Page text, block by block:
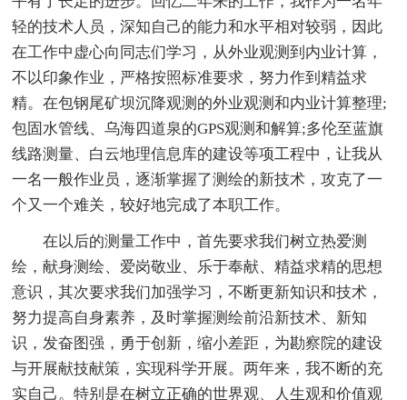
轻的技术人员，深知自己的能力和水平相对较弱，因此
在工作中虚心向同志们学习，从外业观测到内业计算，
不以印象作业，严格按照标准要求，努力作到精益求
精。在包钢尾矿坝沉降观测的外业观测和内业计算整理;
包固水管线、乌海四道泉的GPS观测和解算;多伦至蓝旗
线路测量、白云地理信息库的建设等项工程中，让我从
一名一般作业员，逐渐掌握了测绘的新技术，攻克了一
个又一个难关，较好地完成了本职工作。
在以后的测量工作中，首先要求我们树立热爱测
绘，献身测绘、爱岗敬业、乐于奉献、精益求精的思想
意识，其次要求我们加强学习，不断更新知识和技术，
努力提高自身素养，及时掌握测绘前沿新技术、新知
识，发奋图强，勇于创新，缩小差距，为勘察院的建设
与开展献技献策，实现科学开展。两年来，我不断的充
实自己。特别是在树立正确的世界观、人生观和价值观